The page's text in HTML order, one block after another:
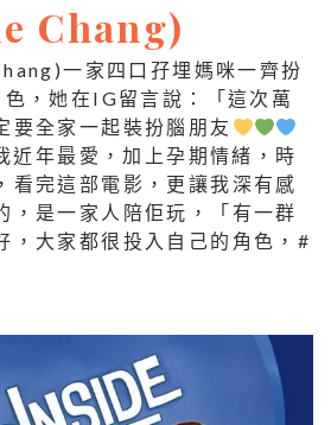
Chang)
一家四口孖埋媽咪一齊扮
色，她在IG留言說：「這次萬
要全家一起裝扮腦朋友
近年最愛，加上孕期情緒，時
看完這部電影，更讓我深有感
，是一家人陪佢玩，「有一群
，大家都很投入自己的角色，#